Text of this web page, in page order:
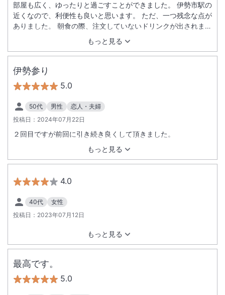
もっと見る
部屋も広く、ゆったりと過ごすことができました。 伊勢市駅の
近くなので、利便性も良いと思います。 ただ、一つ残念な点が
ありました。 朝食の際、注文していないドリンクが出されまし
た。その場で注文していない事を伝えると、メニューに含まれ
ている旨の説明をされました（配膳係は外国人の方で、片言の
日本語の為、何を仰っているのか理解できない部分がありまし
た）。しかし、精算の際、そのドリンク代が計上されていまし
た。 外国人のスタッフの方については、最低限のコミュニケー
ションが行えるようにしていただきたいです。特に、金銭が発
生する場面では、トラブルになりかねないと感じました。
伊勢参り
5.0
50代 男性
恋人・夫婦
投稿日： 2024年07月22日
もっと見る
２回目ですが前回に引き続き良くして頂きました。
4.0
40代
女性
投稿日： 2023年07月12日
もっと見る
最高です。
5.0